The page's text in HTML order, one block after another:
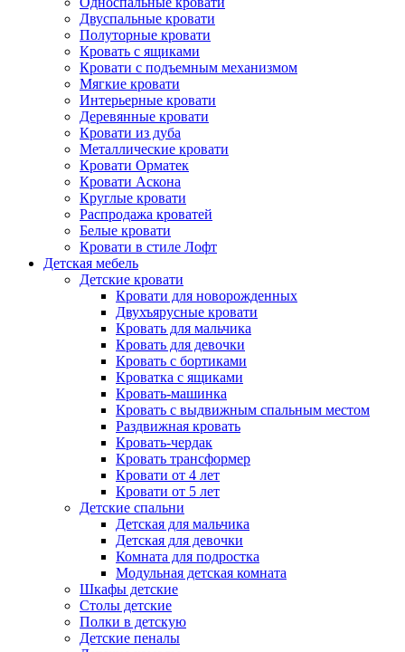
Двуспальные кровати
Полуторные кровати
Кровать с ящиками
Кровати с подъемным механизмом
Мягкие кровати
Интерьерные кровати
Деревянные кровати
Кровати из дуба
Металлические кровати
Кровати Орматек
Кровати Аскона
Круглые кровати
Распродажа кроватей
Белые кровати
Кровати в стиле Лофт
Детская мебель
Детские кровати
Кровати для новорожденных
Двухъярусные кровати
Кровать для мальчика
Кровать для девочки
Кровать с бортиками
Кроватка с ящиками
Кровать-машинка
Кровать с выдвижным спальным местом
Раздвижная кровать
Кровать-чердак
Кровать трансформер
Кровати от 4 лет
Кровати от 5 лет
Детские спальни
Детская для мальчика
Детская для девочки
Комната для подростка
Модульная детская комната
Шкафы детские
Столы детские
Полки в детскую
Детские пеналы